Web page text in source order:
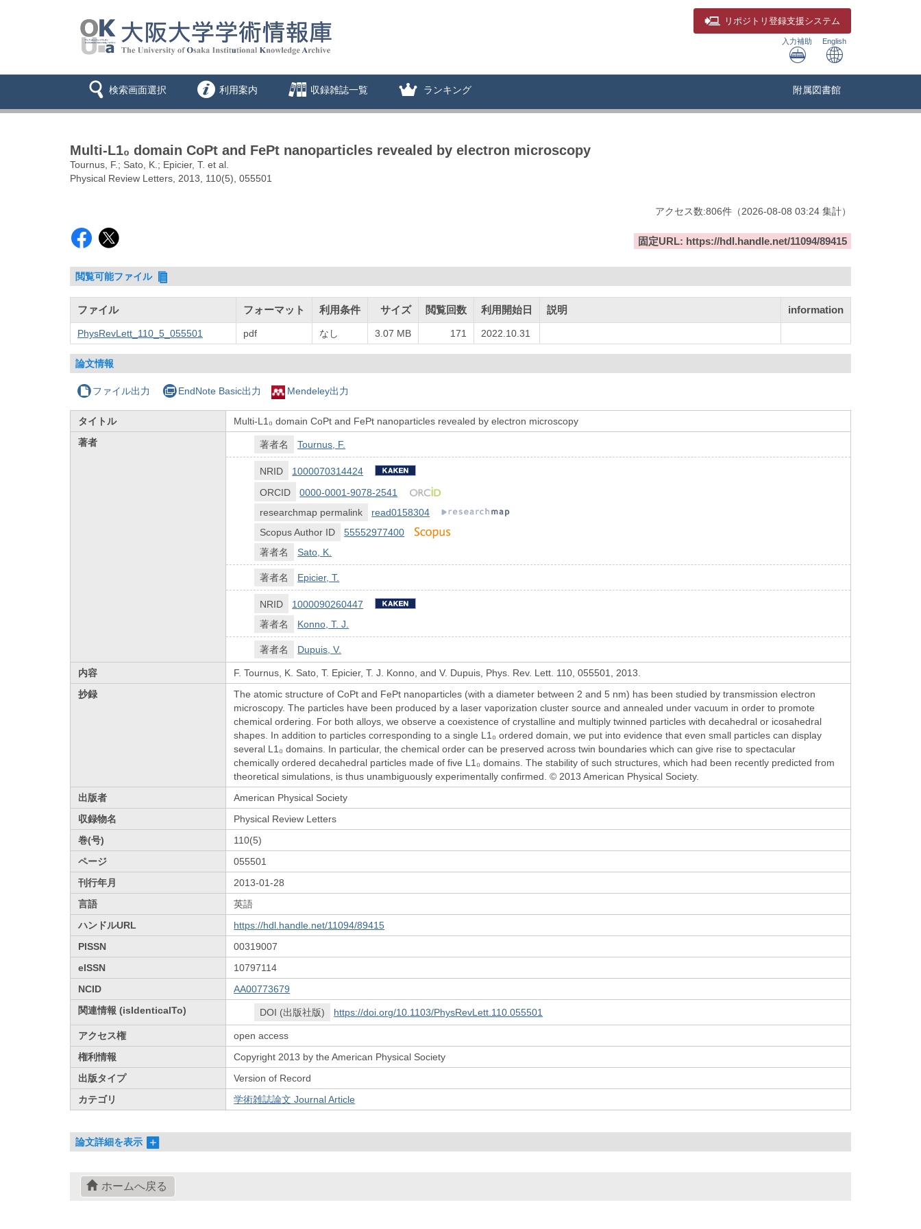
リポジトリ 登録支援システム
入力補助 English
検索画面選択 利用案内 収録雑誌一覧 ランキング 附属図書館
Multi-L1₀ domain CoPt and FePt nanoparticles revealed by electron microscopy
Tournus, F.; Sato, K.; Epicier, T. et al.
Physical Review Letters, 2013, 110(5), 055501
アクセス数:806件 （2026-08-08 03:24 集計）
固定URL: https://hdl.handle.net/11094/89415
閲覧可能ファイル
ファイル フォーマット 利用条件 サイズ 閲覧回数 利用開始日 説明 information
PhysRevLett_110_5_055501 pdf なし 3.07 MB 171 2022.10.31
論文情報
ファイル出力 EndNote Basic出力 Mendeley出力
タイトル
Multi-L1₀ domain CoPt and FePt nanoparticles revealed by electron microscopy
著者
著者名 Tournus, F.
NRID
1000070314424
ORCID
0000-0001-9078-2541
researchmap permalink
read0158304
Scopus Author ID
55552977400
著者名
Sato, K.
著者名 Epicier, T.
NRID
1000090260447
著者名
Konno, T. J.
著者名 Dupuis, V.
内容
F. Tournus, K. Sato, T. Epicier, T. J. Konno, and V. Dupuis, Phys. Rev. Lett. 110, 055501, 2013.
抄録
The atomic structure of CoPt and FePt nanoparticles (with a diameter between 2 and 5 nm) has been studied by transmission electron
microscopy. The particles have been produced by a laser vaporization cluster source and annealed under vacuum in order to promote
chemical ordering. For both alloys, we observe a coexistence of crystalline and multiply twinned particles with decahedral or icosahedral
shapes. In addition to particles corresponding to a single L1₀ ordered domain, we put into evidence that even small particles can display
several L1₀ domains. In particular, the chemical order can be preserved across twin boundaries which can give rise to spectacular
chemically ordered decahedral particles made of five L1₀ domains. The stability of such structures, which had been recently predicted from
theoretical simulations, is thus unambiguously experimentally confirmed. © 2013 American Physical Society.
出版者
American Physical Society
収録物名
Physical Review Letters
巻(号)
110(5)
ページ
055501
刊行年月
2013-01-28
言語
英語
ハンドルURL
https://hdl.handle.net/11094/89415
PISSN
00319007
eISSN
10797114
NCID
AA00773679
関連情報 (isIdenticalTo)
DOI (出版社版) https://doi.org/10.1103/PhysRevLett.110.055501
アクセス権
open access
権利情報
Copyright 2013 by the American Physical Society
出版タイプ
Version of Record
カテゴリ
学術雑誌論文 Journal Article
論文詳細を表示
ホームへ戻る